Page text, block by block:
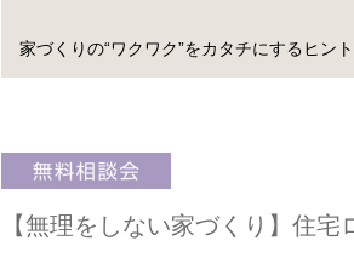
家づくりの“ワクワク”をカタチにするヒン
【無理をしない家づくり】住宅